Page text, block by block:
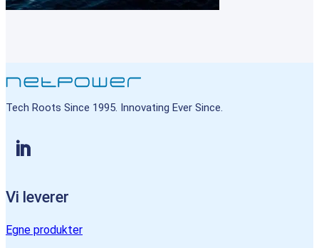
Tech Roots Since 1995. Innovating Ever Since.
Vi leverer
Egne produkter